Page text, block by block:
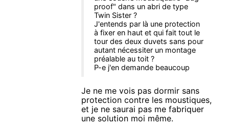
proof" dans un abri de type
Twin Sister ?
J'entends par là une protection
à fixer en haut et qui fait tout le
tour des deux duvets sans pour
autant nécessiter un montage
préalable au toit ?
P-e j'en demande beaucoup
Je ne me vois pas dormir sans
protection contre les moustiques,
et je ne saurai pas me fabriquer
une solution moi même.